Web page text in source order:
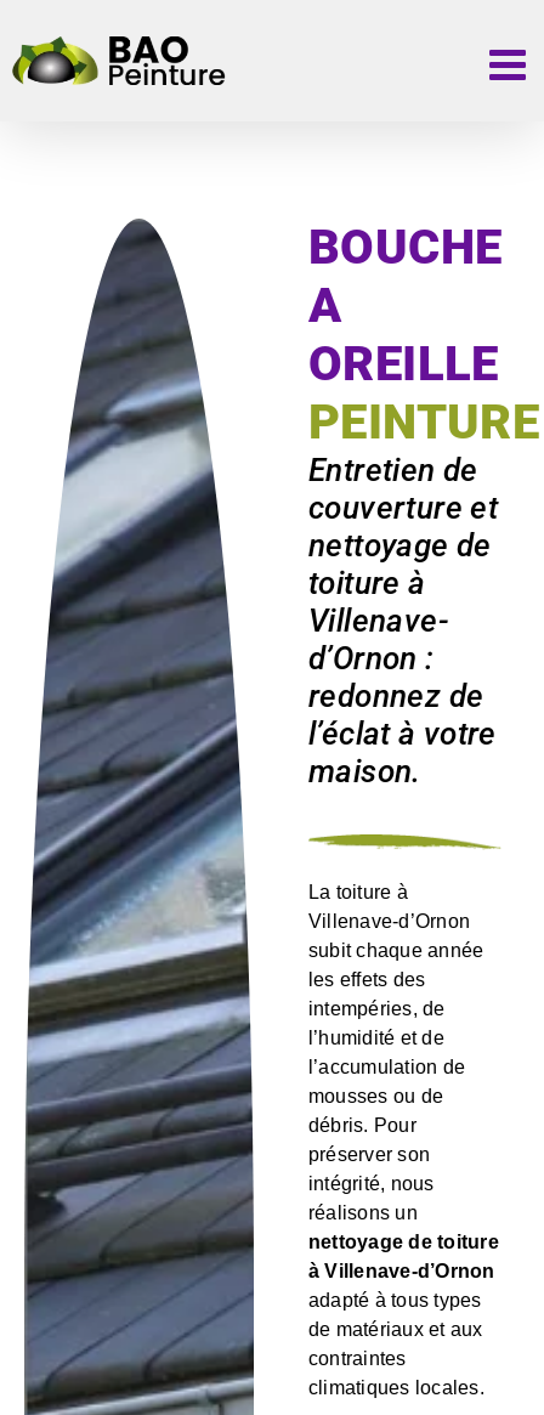
au
contenu
BOUCHE
A
OREILLE
PEINTURE
Entretien de
couverture et
nettoyage de
toiture à
Villenave-
d’Ornon :
redonnez de
l’éclat à votre
maison.
La toiture à
Villenave-d’Ornon
subit chaque année
les effets des
intempéries, de
l’humidité et de
l’accumulation de
mousses ou de
débris. Pour
préserver son
intégrité, nous
réalisons un
nettoyage de toiture
à Villenave-d’Ornon
adapté à tous types
de matériaux et aux
contraintes
climatiques locales.